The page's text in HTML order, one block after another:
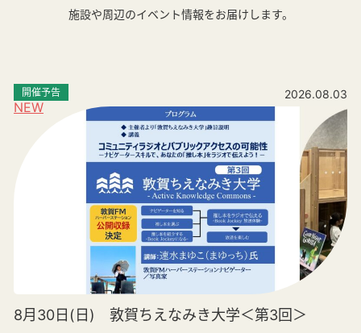
施設や周辺のイベント情報をお届けします。
NEW
開催予告 2026.08.03
8月30日(日) 敦賀ちえなみき大学＜第3回＞